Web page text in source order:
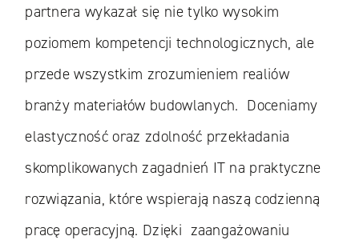
partnera wykazał się nie tylko wysokim
poziomem kompetencji technologicznych, ale
przede wszystkim zrozumieniem realiów
branży materiałów budowlanych. Doceniamy
elastyczność oraz zdolność przekładania
skomplikowanych zagadnień IT na praktyczne
rozwiązania, które wspierają naszą codzienną
pracę operacyjną. Dzięki zaangażowaniu